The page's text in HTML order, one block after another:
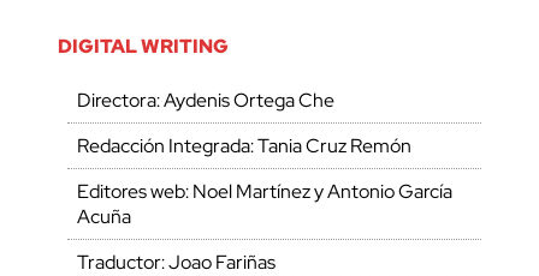
DIGITAL WRITING
Directora: Aydenis Ortega Che
Redacción Integrada: Tania Cruz Remón
Editores web: Noel Martínez y Antonio García
Acuña
Traductor: Joao Fariñas